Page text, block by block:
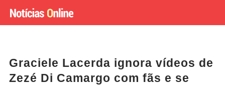
Graciele Lacerda ignora vídeos de
Zezé Di Camargo com fãs e se